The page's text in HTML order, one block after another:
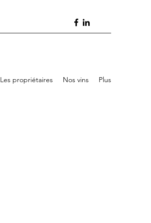
Les propriétaires Nos vins Plus